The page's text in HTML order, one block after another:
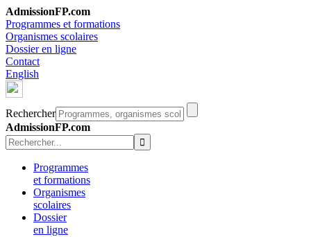
AdmissionFP.com
Programmes et formations
Organismes scolaires
Dossier en ligne
Contact
English
Rechercher
AdmissionFP.com
Programmes
et formations
Organismes
scolaires
Dossier
en ligne